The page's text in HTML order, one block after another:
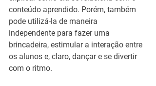
conteúdo aprendido. Porém, também
pode utilizá-la de maneira
independente para fazer uma
brincadeira, estimular a interação entre
os alunos e, claro, dançar e se divertir
com o ritmo.